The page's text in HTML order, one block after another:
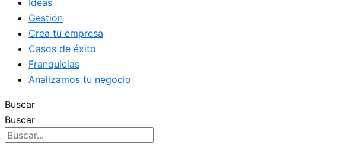
Ideas
Gestión
Crea tu empresa
Casos de éxito
Franquicias
Analizamos tu negocio
Buscar
Buscar